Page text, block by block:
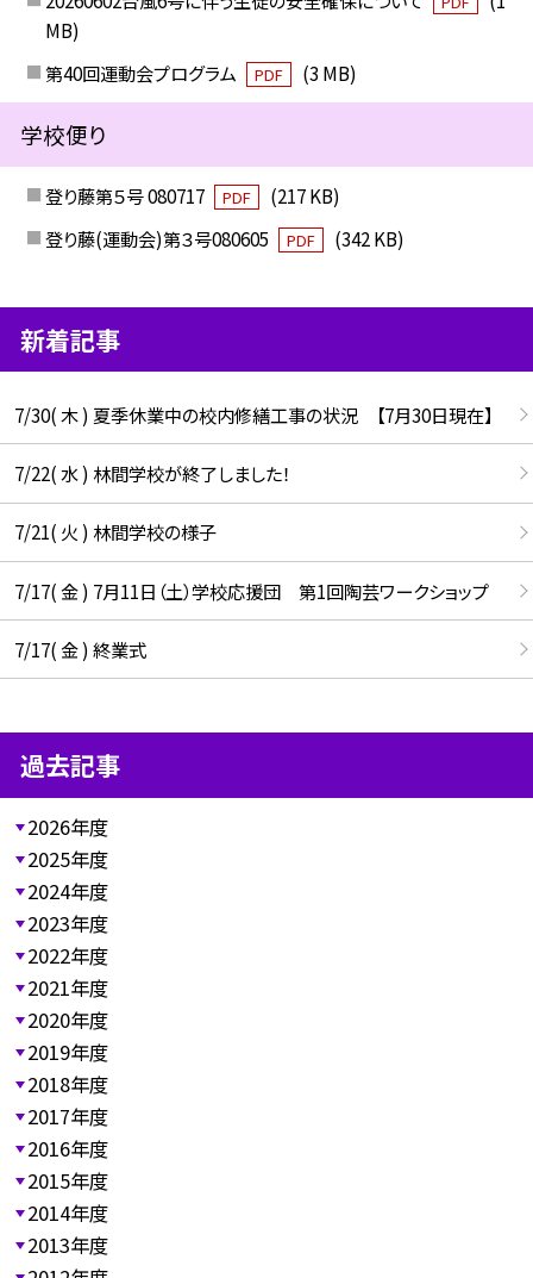
MB)
第40回運動会プログラム
PDF (3 MB)
学校便り
登り藤第５号 080717 PDF
(217 KB)
登り藤(運動会)第３号080605
PDF (342 KB)
新着記事
7/30( 木 ) 夏季休業中の校内修繕工事の状況 【7月30日現在】
7/22( 水 ) 林間学校が終了しました！
7/21( 火 ) 林間学校の様子
7/17( 金 ) 7月11日（土）学校応援団 第1回陶芸ワークショップ
7/17( 金 ) 終業式
過去記事
2026年度
2025年度
2024年度
2023年度
2022年度
2021年度
2020年度
2019年度
2018年度
2017年度
2016年度
2015年度
2014年度
2013年度